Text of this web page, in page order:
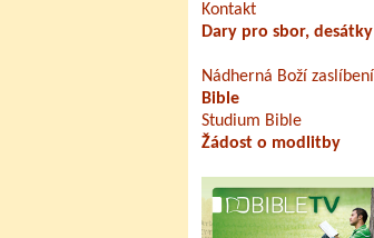
Kontakt
Dary pro sbor, desátky
Nádherná Boží zaslíbení
Bible
Studium Bible
Žádost o modlitby